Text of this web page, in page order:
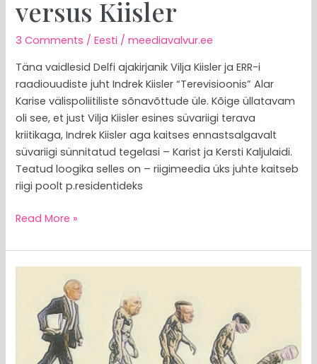
versus Kiisler
3 Comments /Eesti /meediavalvur.ee
Täna vaidlesid Delfi ajakirjanik Vilja Kiisler ja ERR-i
raadiouudiste juht Indrek Kiisler “Terevisioonis” Alar
Karise välispoliitiliste sõnavõttude üle. Kõige üllatavam
oli see, et just Vilja Kiisler esines süvariigi terava
kriitikaga, Indrek Kiisler aga kaitses ennastsalgavalt
süvariigi sünnitatud tegelasi – Karist ja Kersti Kaljulaidi.
Teatud loogika selles on – riigimeedia üks juhte kaitseb
riigi poolt p.residentideks
Read More »
kandideerimise
ümber
salatsemine
häbistab